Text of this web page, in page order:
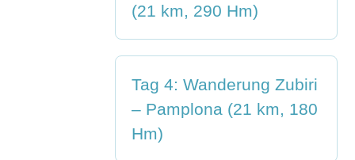
(21 km, 290 Hm)
Tag 4: Wanderung Zubiri
– Pamplona (21 km, 180
Hm)